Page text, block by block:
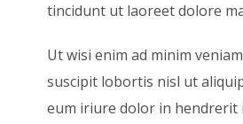
tincidunt ut laoreet dolore
Ut wisi enim ad minim
suscipit lobortis nisl ut
eum iriure dolor in hendrerit